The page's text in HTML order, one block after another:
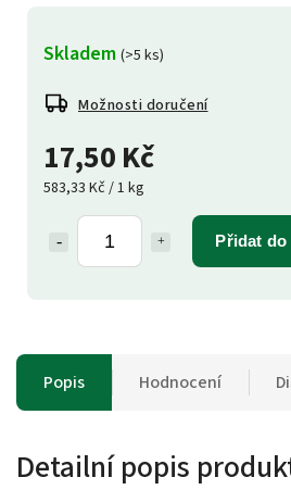
17,50 Kč
583,33 Kč / 1 kg
Přidat do
Skladem (>5 ks)
Možnosti doručení
Popis Hodnocení
Detailní popis